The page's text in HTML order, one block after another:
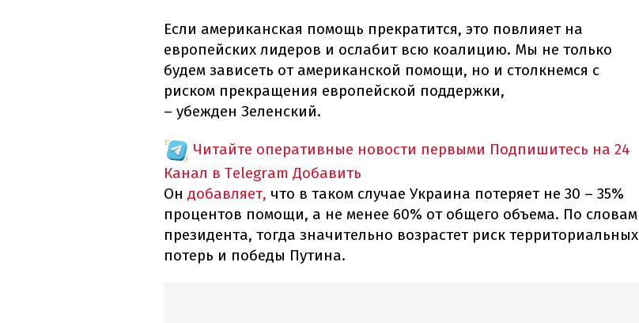
Если американская помощь прекратится, это повлияет на
европейских лидеров и ослабит всю коалицию. Мы не только
будем зависеть от американской помощи, но и столкнемся с
риском прекращения европейской поддержки,
– убежден Зеленский.
Читайте оперативные новости первыми Подпишитесь на 24
Канал в Telegram Добавить
Он добавляет, что в таком случае Украина потеряет не 30 – 35%
процентов помощи, а не менее 60% от общего объема. По словам
президента, тогда значительно возрастет риск территориальных
потерь и победы Путина.